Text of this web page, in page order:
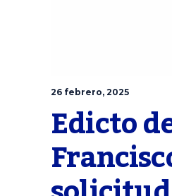
26 febrero, 2025
Edicto